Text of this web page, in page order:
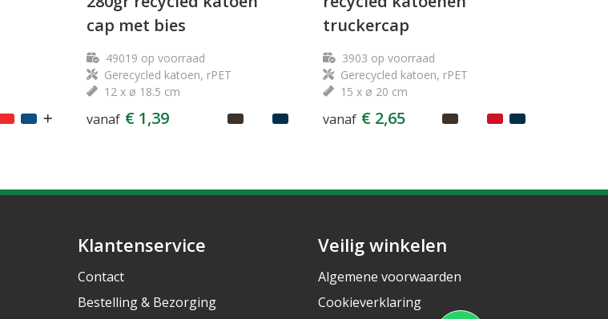
cap met bies
49019 op voorraad
Gerecycled katoen, rPET
12 x ø 18.5 cm
vanaf € 1,39
truckercap
3903 op voorraad
Gerecycled katoen, rPET
15 x ø 20 cm
vanaf € 2,65
Klantenservice
Contact
Bestelling & Bezorging
Veilig winkelen
Algemene voorwaarden
Cookieverklaring